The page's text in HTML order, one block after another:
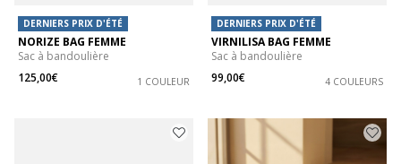
DERNIERS PRIX D'ÉTÉ
NORIZE BAG FEMME
Sac à bandoulière
125,00€
1 COULEUR
DERNIERS PRIX D'ÉTÉ
VIRNILISA BAG FEMME
Sac à bandoulière
99,00€
4 COULEURS